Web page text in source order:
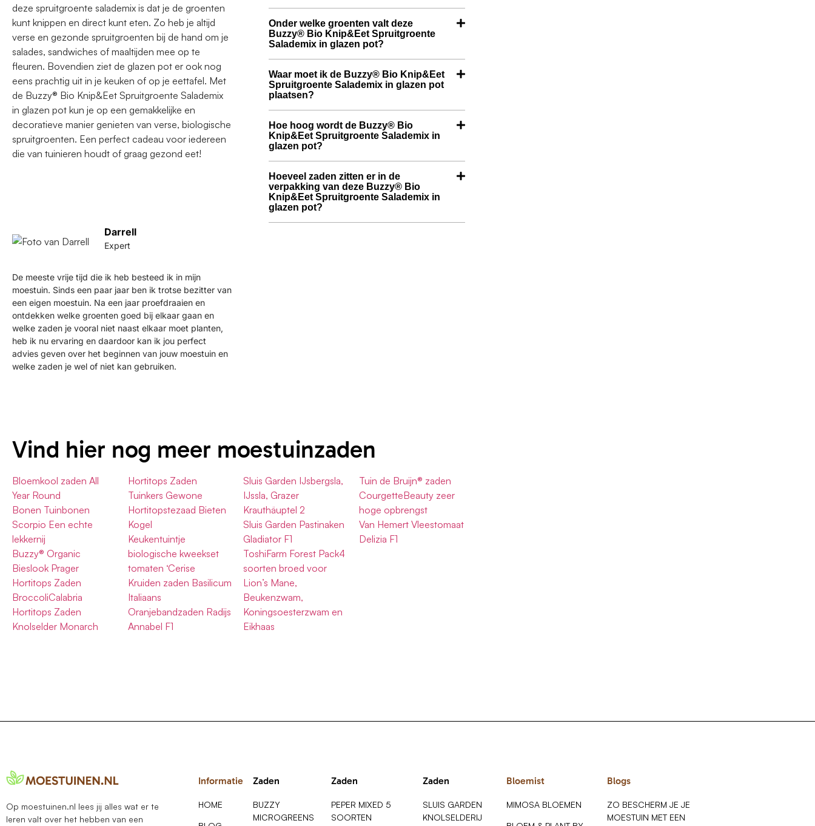
deze spruitgroente salademix is dat je de groenten
kunt knippen en direct kunt eten. Zo heb je altijd
verse en gezonde spruitgroenten bij de hand om je
salades, sandwiches of maaltijden mee op te
fleuren. Bovendien ziet de glazen pot er ook nog
eens prachtig uit in je keuken of op je eettafel. Met
de Buzzy® Bio Knip&Eet Spruitgroente Salademix
in glazen pot kun je op een gemakkelijke en
decoratieve manier genieten van verse, biologische
spruitgroenten. Een perfect cadeau voor iedereen
die van tuinieren houdt of graag gezond eet!
Darrell
Expert
De meeste vrije tijd die ik heb besteed ik in mijn
moestuin. Sinds een paar jaar ben ik trotse bezitter van
een eigen moestuin. Na een jaar proefdraaien en
ontdekken welke groenten goed bij elkaar gaan en
welke zaden je vooral niet naast elkaar moet planten,
heb ik nu ervaring en daardoor kan ik jou perfect
advies geven over het beginnen van jouw moestuin en
welke zaden je wel of niet kan gebruiken.
Onder welke groenten valt deze
Buzzy® Bio Knip&Eet Spruitgroente
Salademix in glazen pot?
Waar moet ik de Buzzy® Bio Knip&Eet
Spruitgroente Salademix in glazen pot
plaatsen?
Hoe hoog wordt de Buzzy® Bio
Knip&Eet Spruitgroente Salademix in
glazen pot?
Hoeveel zaden zitten er in de
verpakking van deze Buzzy® Bio
Knip&Eet Spruitgroente Salademix in
glazen pot?
Vind hier nog meer moestuinzaden
Bloemkool zaden All
Year Round
Bonen Tuinbonen
Scorpio Een echte
lekkernij
Buzzy® Organic
Bieslook Prager
Hortitops Zaden
BroccoliCalabria
Hortitops Zaden
Knolselder Monarch
Hortitops Zaden
Tuinkers Gewone
Hortitopstezaad Bieten
Kogel
Keukentuintje
biologische kweekset
tomaten ‘Cerise
Kruiden zaden Basilicum
Italiaans
Oranjebandzaden Radijs
Annabel F1
Sluis Garden IJsbergsla,
IJssla, Grazer
Krauthäuptel 2
Sluis Garden Pastinaken
Gladiator F1
ToshiFarm Forest Pack4
soorten broed voor
Lion’s Mane,
Beukenzwam,
Koningsoesterzwam en
Eikhaas
Tuin de Bruijn® zaden
CourgetteBeauty zeer
hoge opbrengst
Van Hemert Vleestomaat
Delizia F1
Op moestuinen.nl lees jij alles wat er te
leren valt over het hebben van een
Informatie
HOME
Zaden
BUZZY
MICROGREENS
Zaden
PEPER MIXED 5
SOORTEN
Zaden
SLUIS GARDEN
KNOLSELDERIJ
Bloemist
MIMOSA BLOEMEN
Blogs
ZO BESCHERM JE JE
MOESTUIN MET EEN